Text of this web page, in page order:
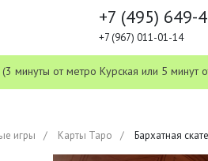
+7 (495) 649-
+7 (967) 011-01-14
минуты от метро Курская или 5
игры Карты Таро Бархатная